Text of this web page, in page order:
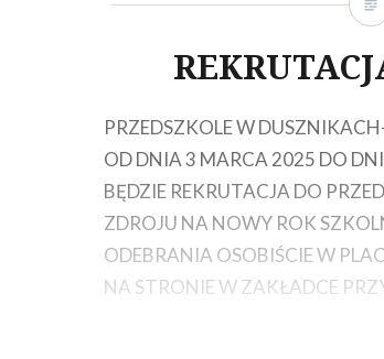
PRZEDSZKOLE W
OD DNIA 3 MARCA 2025 DO
BĘDZIE REKRUTACJA DO
ZDROJU NA NOWY ROK
ODEBRANIA OSOBIŚCIE W
NA STRONIE W ZAKŁADCE